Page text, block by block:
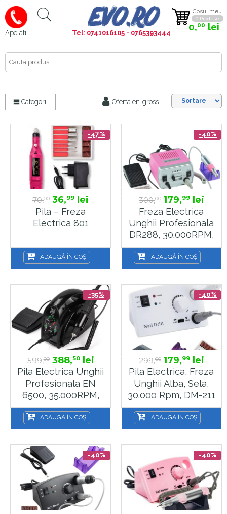
Apelati
Cosul meu
0 Produse
0,00 lei
Tel: 0741016105 - 0765393444
Cauta
aici
Categorii Oferta en-gross
-47%
70,00 36,99 lei
Pila – Freza
Electrica 801
ADAUGĂ ÎN COȘ
-40%
300,00 179,99lei
Freza Electrica
Unghii Profesionala
DR288, 30.000RPM,
Sela
ADAUGĂ ÎN COȘ
-35%
599,00 388,50lei
Pila Electrica Unghii
Profesionala EN
6500, 35.000RPM,
Sela
ADAUGĂ ÎN COȘ
-40%
299,00 179,99lei
Pila Electrica, Freza
Unghii Alba, Sela,
30.000 Rpm, DM-211
25 W
ADAUGĂ ÎN COȘ
-40% -40%